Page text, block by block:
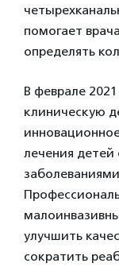
помогает
определять
В феврале
клиническую
лечения детей
улучшить
сократить